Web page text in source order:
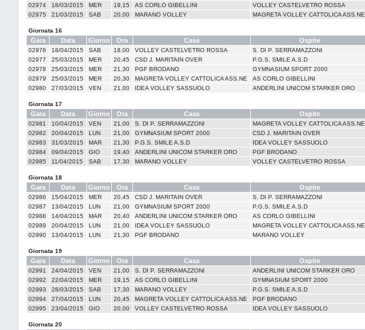
02974 18/03/2015 MER 19,15 AS CORLO GIBELLINI VOLLEY CASTELVETRO ROSSA
02975 21/03/2015 SAB 20,00 MARANO VOLLEY MAGRETA VOLLEY CATTOLICA ASS.NE
Giornata 16
Gara Data Giorno Ora Casa Ospite
02976 18/04/2015 SAB 18,00 VOLLEY CASTELVETRO ROSSA S. DI P. SERRAMAZZONI
02977 25/03/2015 MER 20,45 CSD J. MARITAIN OVER P.G.S. SMILE A.S.D
02978 25/03/2015 MER 21,30 PGF BRODANO GYMNASIUM SPORT 2000
02979 25/03/2015 MER 20,30 MAGRETA VOLLEY CATTOLICA ASS.NE AS CORLO GIBELLINI
02980 27/03/2015 VEN 21,00 IDEA VOLLEY SASSUOLO ANDERLINI UNICOM STARKER ORO
Giornata 17
Gara Data Giorno Ora Casa Ospite
02981 10/04/2015 VEN 21,00 S. DI P. SERRAMAZZONI MAGRETA VOLLEY CATTOLICA ASS.NE
02982 20/04/2015 LUN 21,00 GYMNASIUM SPORT 2000 CSD J. MARITAIN OVER
02983 31/03/2015 MAR 21,30 P.G.S. SMILE A.S.D IDEA VOLLEY SASSUOLO
02984 09/04/2015 GIO 19,40 ANDERLINI UNICOM STARKER ORO PGF BRODANO
02985 11/04/2015 SAB 17,30 MARANO VOLLEY VOLLEY CASTELVETRO ROSSA
Giornata 18
Gara Data Giorno Ora Casa Ospite
02986 15/04/2015 MER 20,45 CSD J. MARITAIN OVER S. DI P. SERRAMAZZONI
02987 13/04/2015 LUN 21,00 GYMNASIUM SPORT 2000 P.G.S. SMILE A.S.D
02988 14/04/2015 MAR 20,40 ANDERLINI UNICOM STARKER ORO AS CORLO GIBELLINI
02989 20/04/2015 LUN 21,00 IDEA VOLLEY SASSUOLO MAGRETA VOLLEY CATTOLICA ASS.NE
02990 13/04/2015 LUN 21,30 PGF BRODANO MARANO VOLLEY
Giornata 19
Gara Data Giorno Ora Casa Ospite
02991 24/04/2015 VEN 21,00 S. DI P. SERRAMAZZONI ANDERLINI UNICOM STARKER ORO
02992 22/04/2015 MER 19,15 AS CORLO GIBELLINI GYMNASIUM SPORT 2000
02993 28/03/2015 SAB 17,30 MARANO VOLLEY P.G.S. SMILE A.S.D
02994 27/04/2015 LUN 20,45 MAGRETA VOLLEY CATTOLICA ASS.NE PGF BRODANO
02995 23/04/2015 GIO 20,00 VOLLEY CASTELVETRO ROSSA IDEA VOLLEY SASSUOLO
Giornata 20